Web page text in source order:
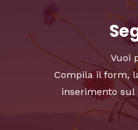
Vuoi
Compila il form,
inserimento sul